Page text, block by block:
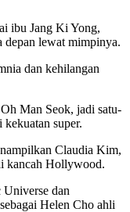
ibu Jang Ki Yong,
depan lewat mimpinya.
dan kehilangan
Man Seok, jadi satu-
super.
Claudia Kim,
kancah Hollywood.
dan
Helen Cho ahli